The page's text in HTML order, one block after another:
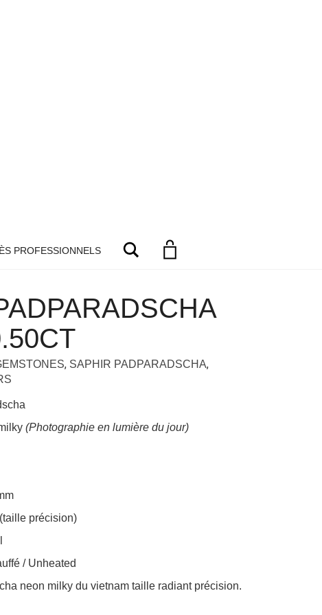
PROFESSIONNELS Search
, SAPHIR PADPARADSCHA,
(Photographie en lumière du jour)
précision)
/ Unheated
neon milky du vietnam taille radiant précision.